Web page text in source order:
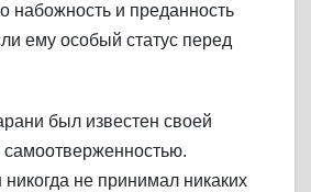
набожность и преданность
ему особый статус перед
был известен своей
никогда не принимал никаких